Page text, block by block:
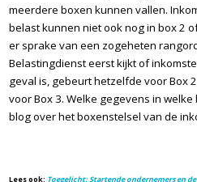
meerdere boxen kunnen vallen.
belast kunnen niet ook nog in box 2
er sprake van een zogeheten
Belastingdienst eerst kijkt of
geval is, gebeurt hetzelfde voor Box
voor Box 3. Welke gegevens in
blog over het boxenstelsel van de
Lees ook: Toegelicht: Startende ondernemers en